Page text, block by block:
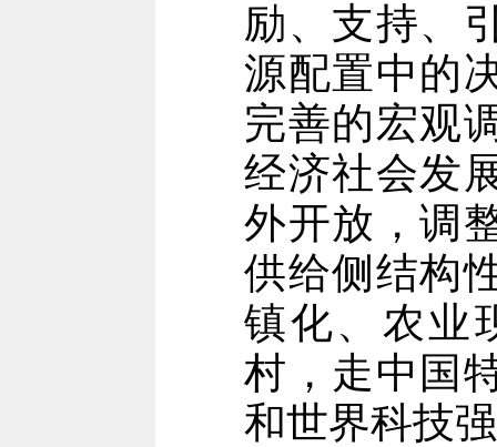
励、支持、
源配置中的
完善的宏观
经济社会发
外开放，调
供给侧结构
镇化、农业
村，走中国
和世界科技